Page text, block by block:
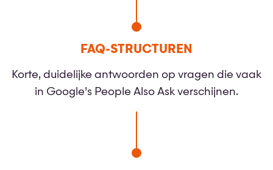
FAQ-STRUCTUREN
Korte, duidelijke antwoorden op vragen die vaak
in Google’s People Also Ask verschijnen.